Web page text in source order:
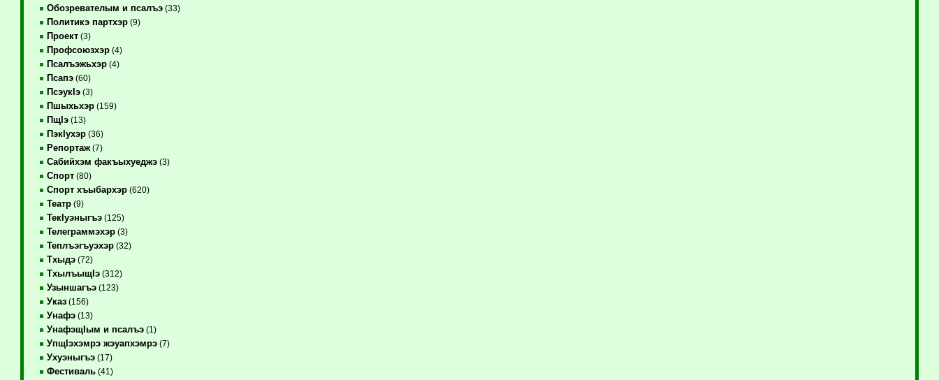
Обозревателым и псалъэ(33)
Политикэ партхэр(9)
Проект(3)
Профсоюзхэр(4)
Псалъэжьхэр(4)
Псапэ(60)
ПсэукIэ(3)
Пшыхьхэр(159)
ПщIэ(13)
ПэкIухэр(36)
Репортаж(7)
Сабийхэм факъыхуеджэ(3)
Спорт(80)
Спорт хъыбархэр(620)
Театр(9)
ТекIуэныгъэ(125)
Телеграммэхэр(3)
Теплъэгъуэхэр(32)
Тхыдэ(72)
ТхылъыщIэ(312)
Узыншагъэ(123)
Указ(156)
Унафэ(13)
УнафэщIым и псалъэ(1)
УпщIэхэмрэ жэуапхэмрэ(7)
Ухуэныгъэ(17)
Фестиваль(41)